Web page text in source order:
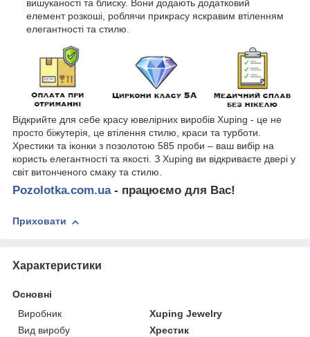
вишуканості та блиску. Вони додають додатковий
елемент розкоші, роблячи прикрасу яскравим втіленням
елегантності та стилю.
Відкрийте для себе красу ювелірних виробів Xuping - це не
просто біжутерія, це втілення стилю, краси та турботи.
Хрестики та іконки з позолотою 585 проби – ваш вибір на
користь елегантності та якості. З Xuping ви відкриваєте двері у
світ витонченого смаку та стилю.
Pozolotka.com.ua - працюємо для Вас!
Приховати
Характеристики
Основні
Виробник
Xuping Jewelry
Вид виробу
Хрестик